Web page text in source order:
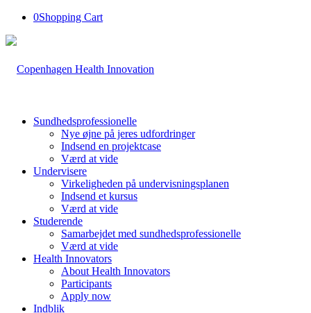
0Shopping Cart
Sundhedsprofessionelle
Nye øjne på jeres udfordringer
Indsend en projektcase
Værd at vide
Undervisere
Virkeligheden på undervisningsplanen
Indsend et kursus
Værd at vide
Studerende
Samarbejdet med sundhedsprofessionelle
Værd at vide
Health Innovators
About Health Innovators
Participants
Apply now
Indblik